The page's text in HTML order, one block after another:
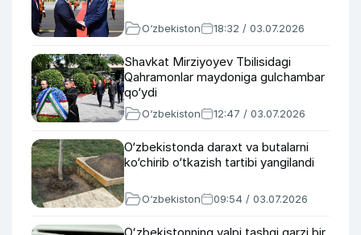
O‘zbekiston 18:32 / 03.07.2026
Shavkat Mirziyoyev Tbilisidagi
Qahramonlar maydoniga gulchambar
qo‘ydi
O‘zbekiston 12:47 / 03.07.2026
O‘zbekistonda daraxt va butalarni
ko‘chirib o‘tkazish tartibi yangilandi
O‘zbekiston 09:54 / 03.07.2026